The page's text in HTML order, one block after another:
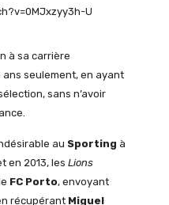
U
à sa carrière
seulement, en ayant
sans n’avoir
au Sporting à
en 2013, les Lions
FC Porto, envoyant
récupérant Miguel